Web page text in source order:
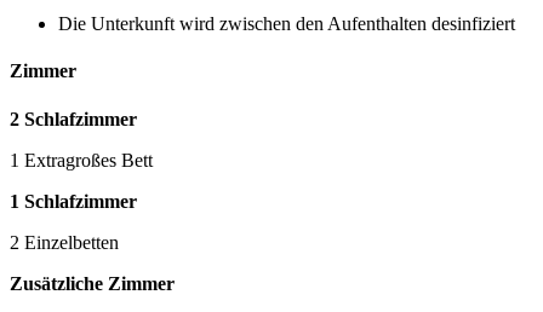
Die Unterkunft wird zwischen den Aufenthalten desinfiziert
Zimmer
2 Schlafzimmer
1 Extragroßes Bett
1 Schlafzimmer
2 Einzelbetten
Zusätzliche Zimmer